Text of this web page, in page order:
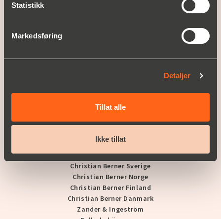
Statistikk
Markedsføring
Detaljer
Tillat alle
Ikke tillat
Våre ledige stillinger
A PART OF BERNER INDUSTRIER
Berner Industrier AB
Christian Berner Sverige
Christian Berner Norge
Christian Berner Finland
Christian Berner Danmark
Zander & Ingeström